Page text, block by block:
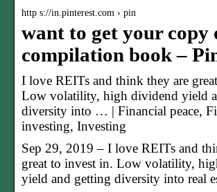
http s://in.pinterest.com › pin
want to get your copy
compilation book –
I love REITs and think they are
Low volatility, high dividend yield
diversity into … | Financial peace,
investing, Investing
Sep 29, 2019 – I love REITs and
great to invest in. Low volatility,
yield and getting diversity into real